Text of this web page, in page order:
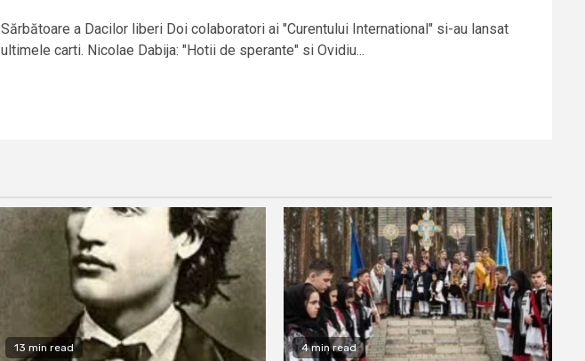
Sărbătoare a Dacilor liberi Doi colaboratori ai "Curentului International" si-au lansat
ultimele carti. Nicolae Dabija: "Hotii de sperante" si Ovidiu...
13 min read 4 min read